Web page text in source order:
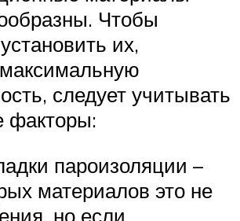
Чтобы
их,
следует учитывать
факторы:
пароизоляции –
материалов это не
но если